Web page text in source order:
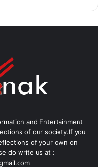
and Entertainment
of our society.If you
of your own on
do write us at :